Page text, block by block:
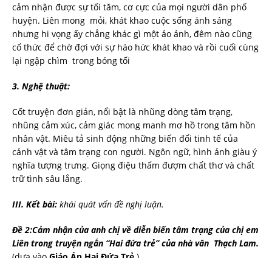
cảm nhận được sự tối tăm, cơ cực của mọi người dân phố
huyện. Liên mong mỏi, khát khao cuộc sống ánh sáng
nhưng hi vọng ấy chẳng khác gì một ảo ảnh, đêm nào cũng
cố thức để chờ đợi với sự háo hức khát khao và rồi cuối cùng
lại ngập chìm trong bóng tối
3. Nghệ thuật:
Cốt truyện đơn giản, nổi bật là nhũng dòng tâm trạng,
nhũng cảm xúc, cảm giác mong manh mơ hồ trong tâm hồn
nhân vật. Miêu tả sinh động những biến đổi tinh tế của
cảnh vật và tâm trạng con người. Ngôn ngữ, hình ảnh giàu ý
nghĩa tượng trưng. Giọng điệu thấm đượm chất thơ và chất
trữ tình sâu lắng.
III. Kết bài: khái quát vấn đề nghị luận.
Đề 2:Cảm nhận của anh chị về diễn biến tâm trạng của chị em
Liên trong truyện ngắn “Hai đứa trẻ” của nhà văn Thạch Lam.